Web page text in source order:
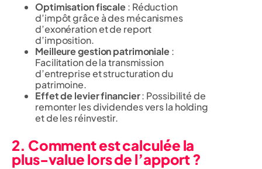
Optimisation fiscale: Réduction
d’impôt grâce à des mécanismes
d’exonération et de report
d’imposition.
Meilleure gestion patrimoniale:
Facilitation de la transmission
d’entreprise et structuration du
patrimoine.
Effet de levier financier: Possibilité de
remonter les dividendes vers la holding
et de les réinvestir.
2. Comment est calculée la
plus-value lors de l’apport ?